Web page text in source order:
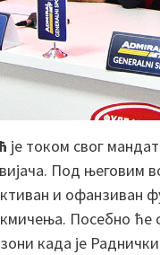
је током свог
Под његовим
и офанзиван
Посебно ће
када је